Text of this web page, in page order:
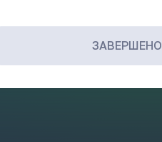
ЗАВЕРШЕНО